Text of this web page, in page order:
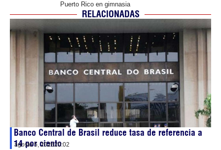
Puerto Rico en gimnasia
RELACIONADAS
Banco Central de Brasil reduce tasa de referencia a
14 por ciento
agosto 5, 202620:02